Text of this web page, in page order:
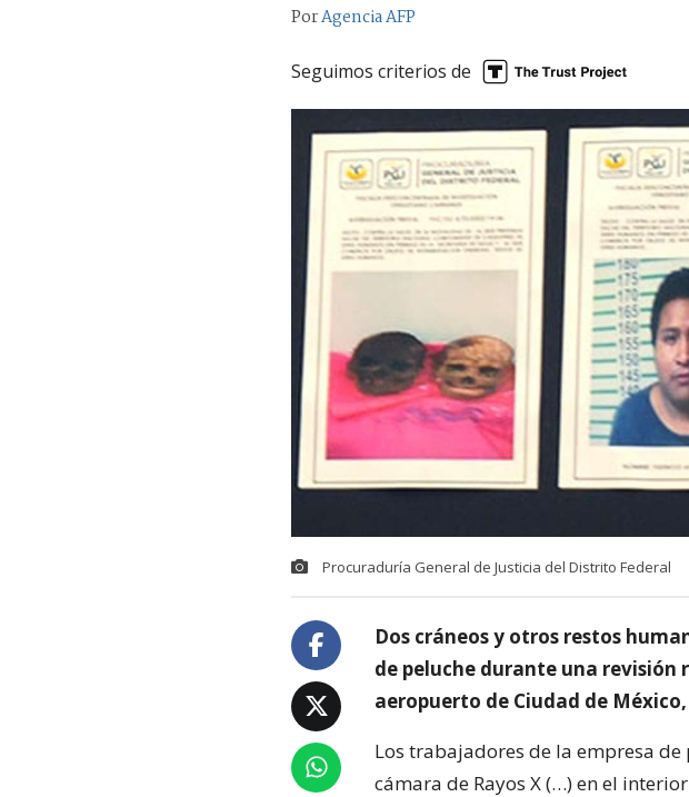
PorAgencia AFP
Seguimos criterios de
Procuraduría General de Justicia del Distrito Federal
Dos cráneos y otros restos
de peluche durante una revisión
aeropuerto de Ciudad de
Los trabajadores de la empresa
cámara de Rayos X (…) en el